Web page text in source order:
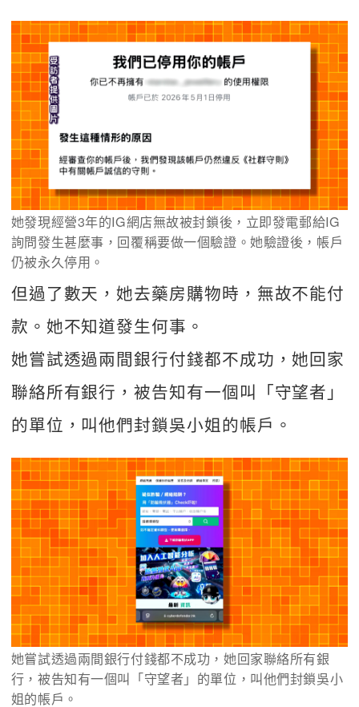
她發現經營3年的IG網店無故被封鎖後，立即發電郵給IG
詢問發生甚麼事，回覆稱要做一個驗證。她驗證後，帳戶
仍被永久停用。
但過了數天，她去藥房購物時，無故不能付
款。她不知道發生何事。
她嘗試透過兩間銀行付錢都不成功，她回家
聯絡所有銀行，被告知有一個叫「守望者」
的單位，叫他們封鎖吳小姐的帳戶。
她嘗試透過兩間銀行付錢都不成功，她回家聯絡所有銀
行，被告知有一個叫「守望者」的單位，叫他們封鎖吳小
姐的帳戶。